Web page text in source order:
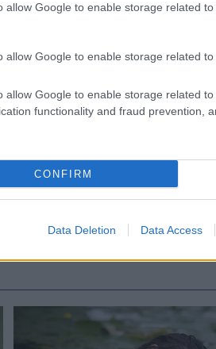
allow Google to enable storage related
allow Google to enable storage related to
allow Google to enable storage related
functionality and fraud prevention,
CONFIRM
Data Deletion Data Access
#zahod